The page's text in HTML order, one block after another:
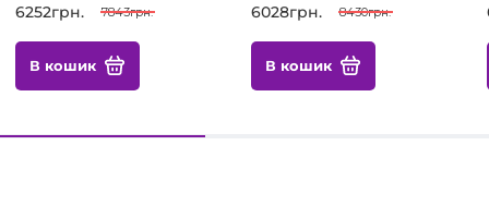
6252грн. 7843грн.
В кошик
6028грн. 8430грн.
В кошик